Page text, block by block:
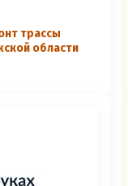
трассы
области